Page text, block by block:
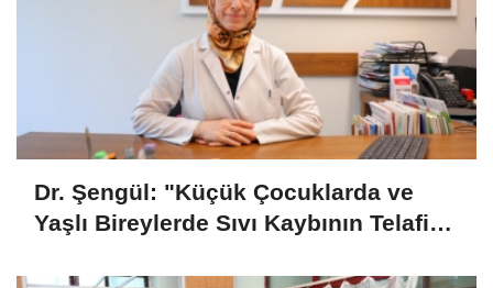
Dr. Şengül: "Küçük Çocuklarda ve
Yaşlı Bireylerde Sıvı Kaybının Telafi